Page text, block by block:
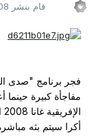
قام بنشر
فجر برنامج "صدى
أكرا سيتم بثه